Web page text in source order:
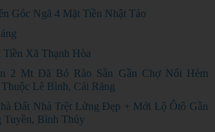
Góc Ngã 4 Mặt Tiền Nhật Tảo
Xã Thạnh Hòa
2 Mt Đã Bó Rào Sẵn Gần Chợ Nổi Hẻm
Lê Bình, Cái Răng
Đất Nhà Trệt Lửng Đẹp + Mới Lộ Ôtô Gần
Bình Thủy